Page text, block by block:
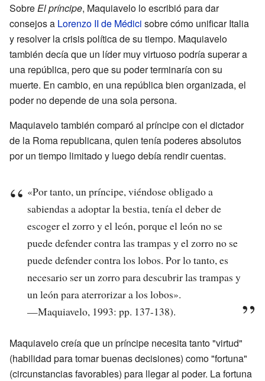
SobreEl príncipe, Maquiavelo lo escribió para dar
consejos a Lorenzo II de Médici sobre cómo unificar Italia
y resolver la crisis política de su tiempo. Maquiavelo
también decía que un líder muy virtuoso podría superar a
una república, pero que su poder terminaría con su
muerte. En cambio, en una república bien organizada, el
poder no depende de una sola persona.
Maquiavelo también comparó al príncipe con el dictador
de la Roma republicana, quien tenía poderes absolutos
por un tiempo limitado y luego debía rendir cuentas.
«Por tanto, un príncipe, viéndose obligado a
sabiendas a adoptar la bestia, tenía el deber de
escoger el zorro y el león, porque el león no se
puede defender contra las trampas y el zorro no se
puede defender contra los lobos. Por lo tanto, es
necesario ser un zorro para descubrir las trampas y
un león para aterrorizar a los lobos».
—Maquiavelo, 1993: pp. 137-138).
Maquiavelo creía que un príncipe necesita tanto "virtud"
(habilidad para tomar buenas decisiones) como "fortuna"
(circunstancias favorables) para llegar al poder. La fortuna